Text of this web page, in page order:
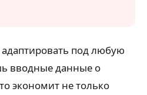
под любую
вводные данные о
экономит не только